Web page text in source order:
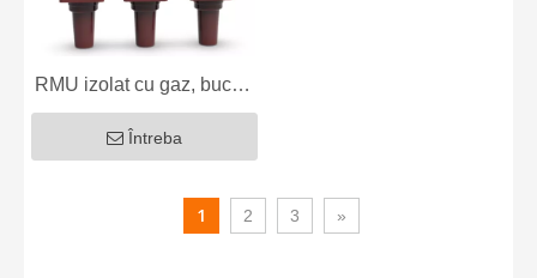
RMU izolat cu gaz, bucșă
epoxidică ABC, 12kV
630A
Întreba
1 2 3 »